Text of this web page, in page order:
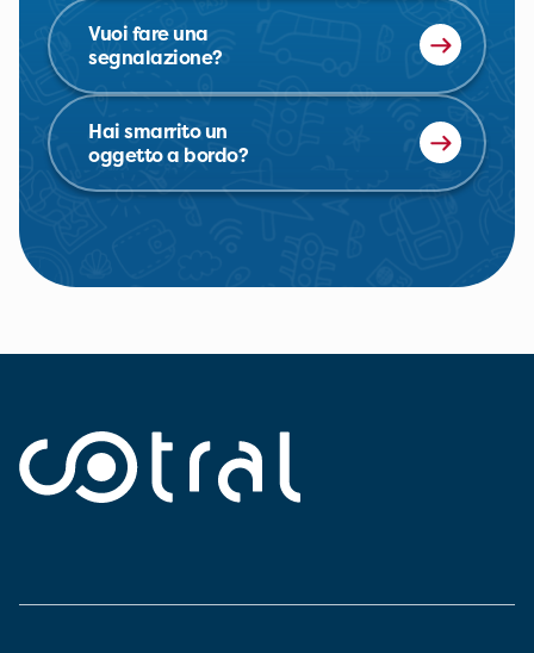
Vuoi fare una
segnalazione?
Hai smarrito un
oggetto a bordo?